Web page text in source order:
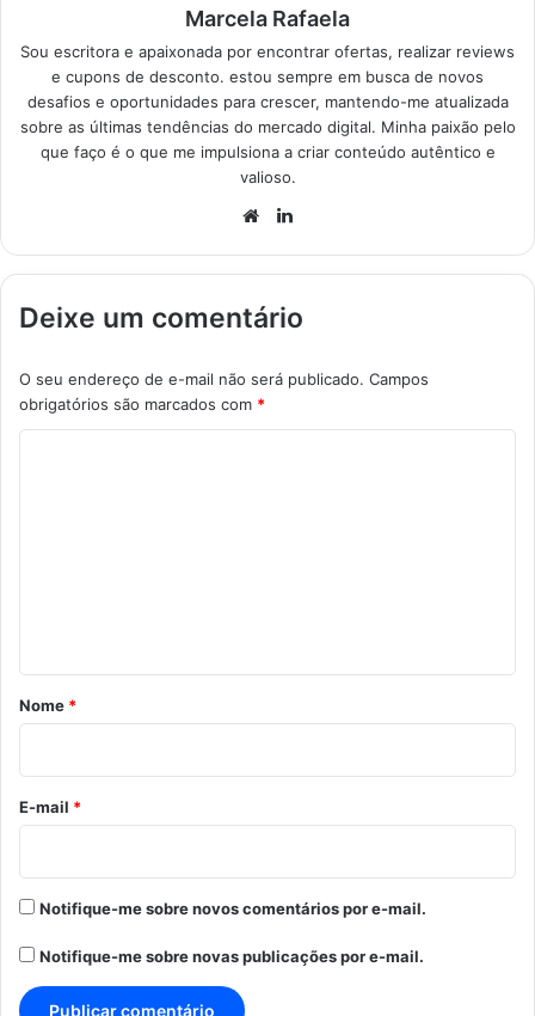
Marcela Rafaela
Sou escritora e apaixonada por encontrar ofertas, realizar reviews
e cupons de desconto. estou sempre em busca de novos
desafios e oportunidades para crescer, mantendo-me atualizada
sobre as últimas tendências do mercado digital. Minha paixão pelo
que faço é o que me impulsiona a criar conteúdo autêntico e
valioso.
Website
Deixe um comentário
O seu endereço de e-mail não será publicado. Campos
obrigatórios são marcados com *
r
o
*
Nome *
E-mail *
Notifique-me sobre novos comentários por e-mail.
Notifique-me sobre novas publicações por e-mail.